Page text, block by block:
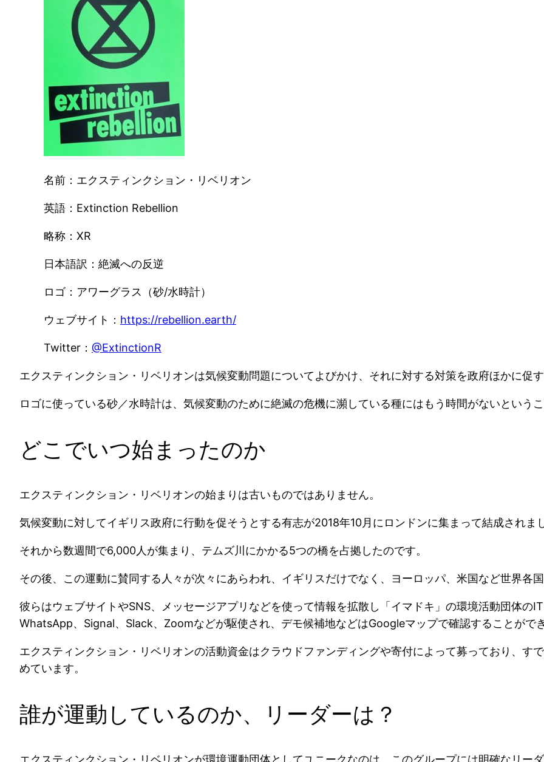
名前：エクスティンクション・リベリオン
英語：Extinction Rebellion
略称：XR
日本語訳：絶滅への反逆
ロゴ：アワーグラス（砂/水時計）
ウェブサイト： https://rebellion.earth/
Twitter： @ExtinctionR
エクスティンクション・リベリオンは気候変動問題についてよびかけ、それに対する対策を政府ほかに促
ロゴに使っている砂／水時計は、気候変動のために絶滅の危機に瀕している種にはもう時間がないという
どこでいつ始まったのか
エクスティンクション・リベリオンの始まりは古いものではありません。
気候変動に対してイギリス政府に行動を促そうとする有志が2018年10月にロンドンに集まって結成されま
それから数週間で6,000人が集まり、テムズ川にかかる5つの橋を占拠したのです。
その後、この運動に賛同する人々が次々にあらわれ、イギリスだけでなく、ヨーロッパ、米国など世界各
彼らはウェブサイトやSNS、メッセージアプリなどを使って情報を拡散し「イマドキ」の環境活動団体の
WhatsApp、Signal、Slack、Zoomなどが駆使され、デモ候補地などはGoogleマップで確認することがで
エクスティンクション・リベリオンの活動資金はクラウドファンディングや寄付によって募っており、す
めています。
誰が運動しているのか、リーダーは？
エクスティンクション・リベリオンが環境運動団体としてユニークなのは、このグループには明確なリー